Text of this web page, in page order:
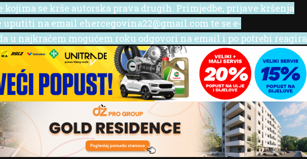
se krše autorska prava drugih. Primjedbe, prijave kršenja
na email ehercegovina22@gmail.com te se e-
u najkraćem mogućem roku odgovori na email i po potrebi